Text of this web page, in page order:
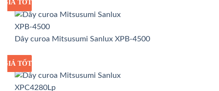
GIÁ SỈ
GIÁ TỐT
Dây curoa Mitsusumi Sanlux XPB-4500
GIÁ SỈ
GIÁ TỐT